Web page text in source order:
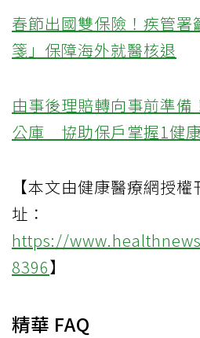
春節出國雙保險！疾管署
箋」保障海外就醫核退
由事後理賠轉向事前準備
公庫 協助保戶掌握1健
【本文由健康醫療網授
址：
https://
8396】
精華 FAQ